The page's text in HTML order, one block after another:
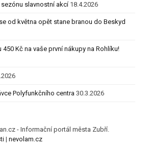
slavnostní akcí 18.4.2026
od května opět stane branou do Beskyd
Kč na vaše první nákupy na Rohlíku!
Polyfunkčního centra 30.3.2026
- Informační portál města Zubří.
| nevolam.cz